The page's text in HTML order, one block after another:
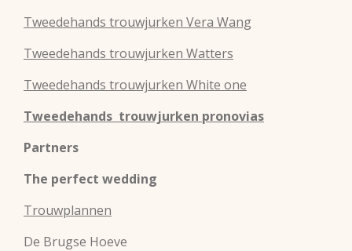
Tweedehands trouwjurken Vera Wang
Tweedehands trouwjurken Watters
Tweedehands trouwjurken White one
Tweedehands trouwjurken pronovias
Partners
The perfect wedding
Trouwplannen
De Brugse Hoeve